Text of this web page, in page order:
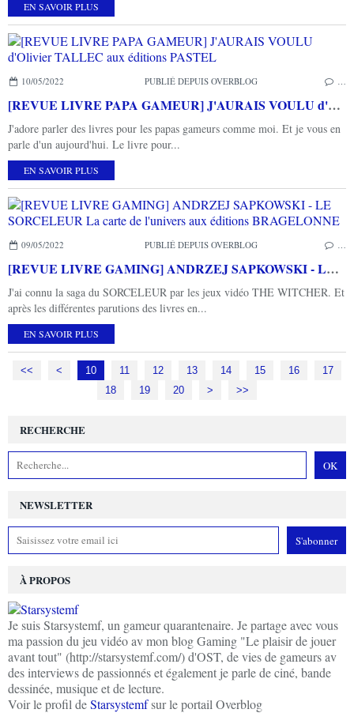
EN SAVOIR PLUS
10/05/2022 PUBLIÉ DEPUIS OVERBLOG
[REVUE LIVRE PAPA GAMEUR] J'AURAIS VOULU d'Olivier TALLEC aux éditions PASTEL
J'adore parler des livres pour les papas gameurs comme moi. Et je vous en
parle d'un aujourd'hui. Le livre pour...
EN SAVOIR PLUS
09/05/2022 PUBLIÉ DEPUIS OVERBLOG
[REVUE LIVRE GAMING] ANDRZEJ SAPKOWSKI - LE SORCELEUR La carte de l'univers aux éditions BRAGELONNE
J'ai connu la saga du SORCELEUR par les jeux vidéo THE WITCHER. Et
après les différentes parutions des livres en...
EN SAVOIR PLUS
<< < 10 11 12 13 14 15 16
17
18
19 20 30
40
> >>
NEWSLETTER
RECHERCHE
À PROPOS
Je suis Starsystemf, un gameur quarantenaire. Je partage avec vous
ma passion du jeu vidéo av mon blog Gaming "Le plaisir de jouer
avant tout" (http://starsystemf.com/) d'OST, de vies de gameurs av
des interviews de passionnés et également je parle de ciné, bande
dessinée, musique et de lecture.
Voir le profil deStarsystemfsur le portail Overblog